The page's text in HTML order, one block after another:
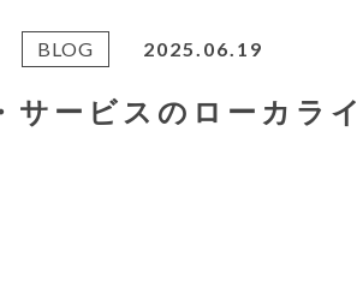
BLOG 2025.06.19
サービスのローカライ